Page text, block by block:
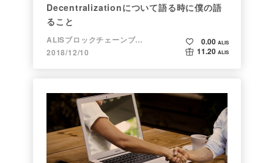
Decentralizationについて語る時に僕の語
ること
ALISブロックチェーンブログ
2018/12/10
0.00 ALIS
11.20 ALIS